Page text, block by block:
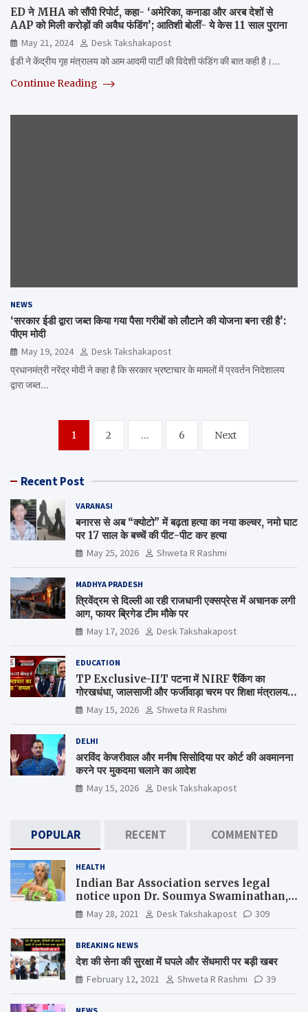
ED ने MHA को सौंपी रिपोर्ट, कहा- ‘अमेरिका, कनाडा और अरब देशों से
AAP को मिली करोड़ों की अवैध फंडिंग’; आतिशी बोलीं- ये केस 11 साल पुराना
May 21, 2024
Desk Takshakapost
ईडी ने केंद्रीय गृह मंत्रालय को आम आदमी पार्टी की विदेशी फंडिंग की बात कही है।…
Continue Reading
NEWS
‘सरकार ईडी द्वारा जब्त किया गया पैसा गरीबों को लौटाने की योजना बना रही है’:
पीएम मोदी
May 19, 2024
Desk Takshakapost
प्रधानमंत्री नरेंद्र मोदी ने कहा है कि सरकार भ्रष्टाचार के मामलों में प्रवर्तन निदेशालय
द्वारा जब्त…
navigation
1 2 … 6 Next
Recent Post
VARANASI
बनारस से अब “क्योटो” में बढ़ता हत्या का नया कल्चर, नमो घाट
पर 17 साल के बच्चें की पीट-पीट कर हत्या
May 25, 2026 Shweta R Rashmi
MADHYA PRADESH
त्रिवेंद्रम से दिल्ली आ रही राजधानी एक्सप्रेस में अचानक लगी
आग, फायर ब्रिगेड टीम मौके पर
May 17, 2026 Desk Takshakapost
EDUCATION
TP Exclusive-IIT पटना में NIRF रैंकिंग का
गोरखधंधा, जालसाजी और फर्जीवाड़ा चरम पर शिक्षा मंत्रालय
कब जागेगा ?
May 15, 2026 Shweta R Rashmi
DELHI
अरविंद केजरीवाल और मनीष सिसोदिया पर कोर्ट की अवमानना
करने पर मुकदमा चलाने का आदेश
May 15, 2026 Desk Takshakapost
POPULAR RECENT COMMENTED
HEALTH
Indian Bar Association serves legal
notice upon Dr. Soumya Swaminathan,
the Chief Scientist, WHO
May 28, 2021 Desk Takshakapost 309
BREAKING NEWS
देश की सेना की सुरक्षा में घपले और सेंधमारी पर बड़ी खबर
February 12, 2021 Shweta R Rashmi 39